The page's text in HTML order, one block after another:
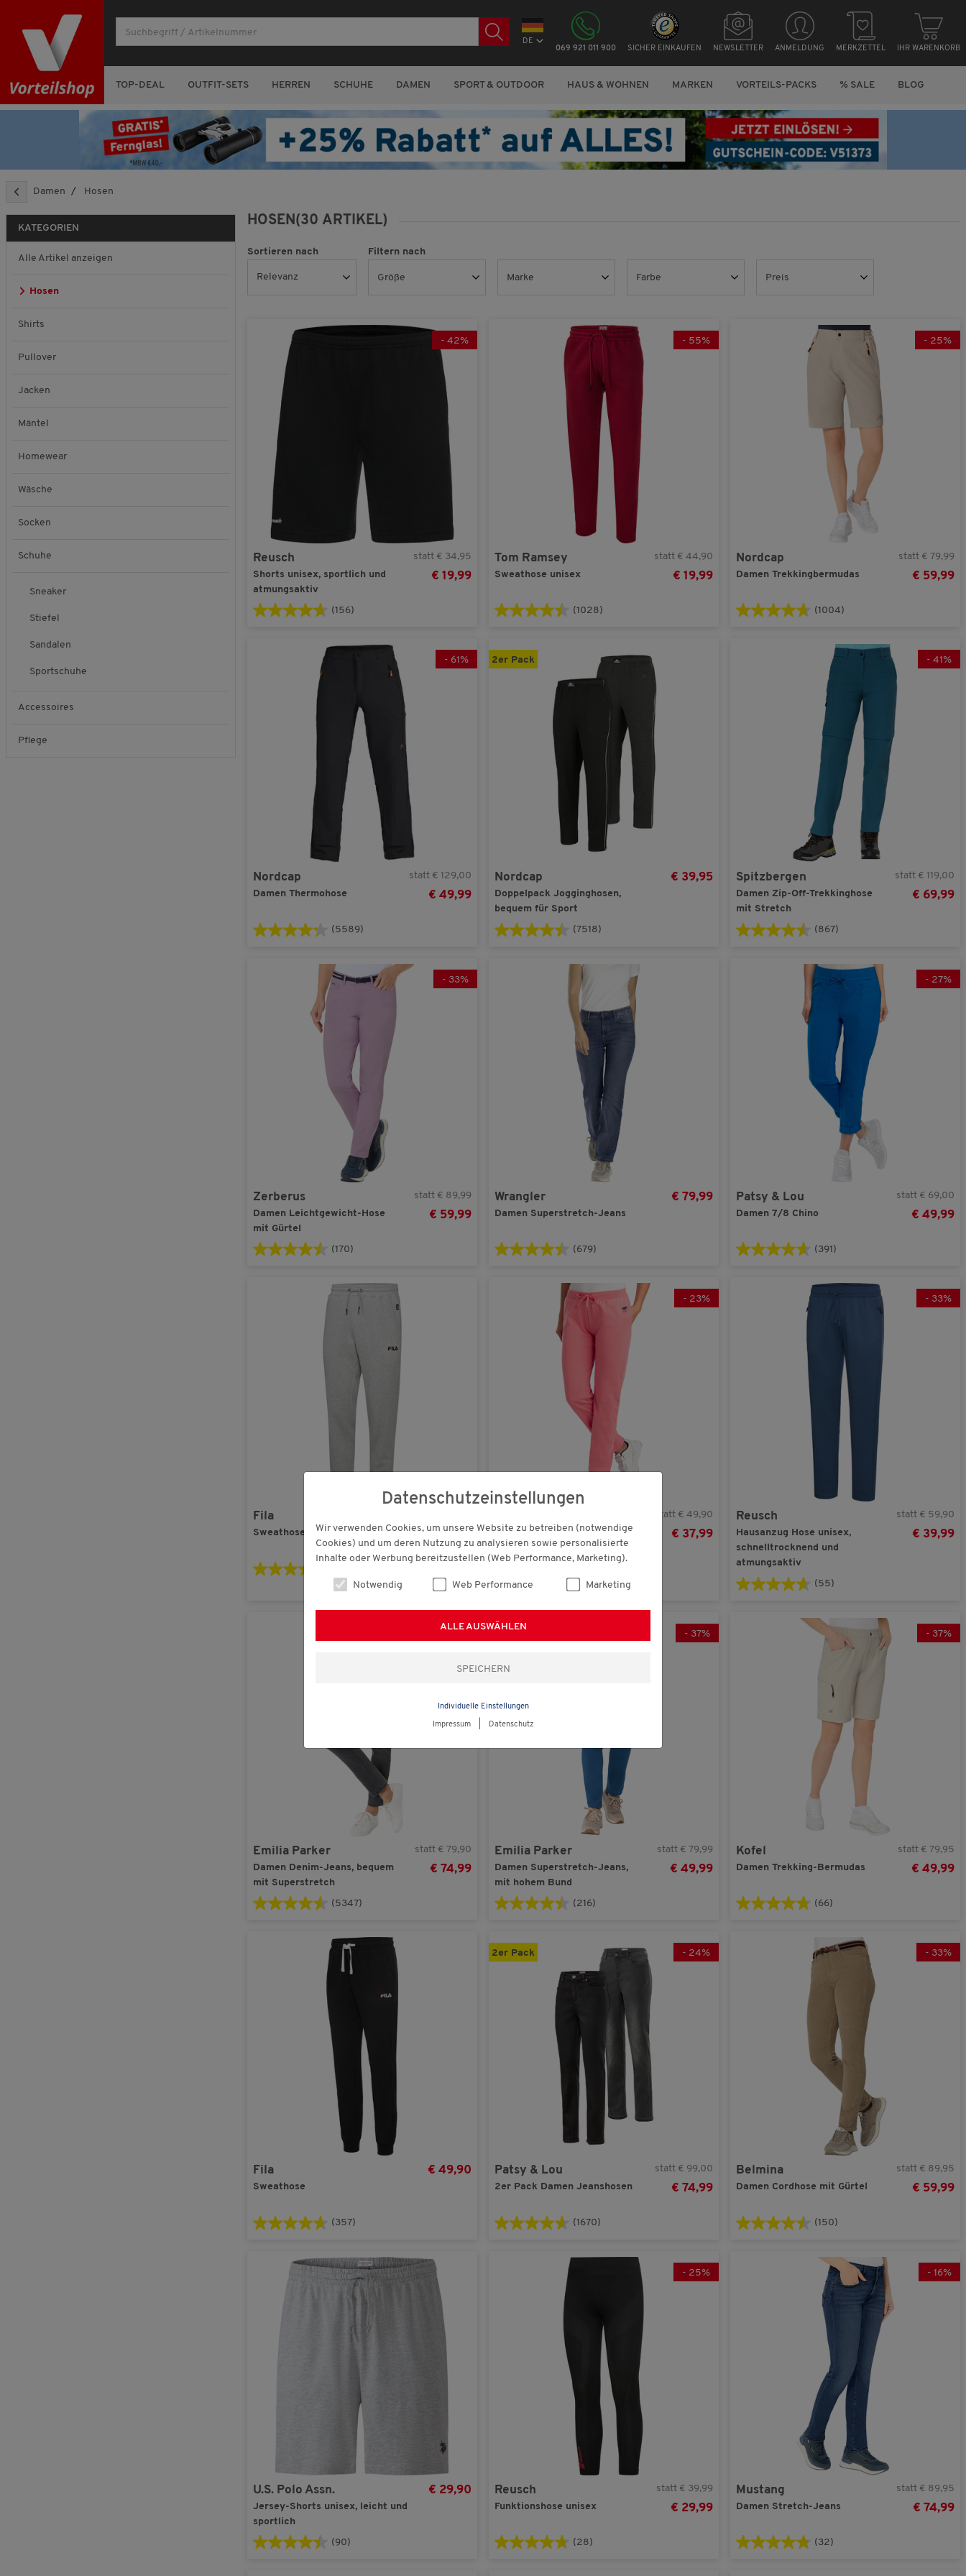
DE
069 921 011 900
SICHER EINKAUFEN NEWSLETTER ANMELDUNG MERKZETTEL IHR WARENKORB
TOP-DEAL OUTFIT-SETS HERREN SCHUHE DAMEN SPORT & OUTDOOR HAUS & WOHNEN MARKEN VORTEILS-PACKS % SALE BLOG
Damen Hosen
KATEGORIEN
Alle Artikel anzeigen
Hosen
Shirts
Pullover
Jacken
Mäntel
Homewear
Wäsche
Socken
Schuhe
Sneaker
Stiefel
Sandalen
Sportschuhe
Accessoires
Pflege
HOSEN (30 ARTIKEL)
Sortieren nach Filtern nach
Größe
(1)
(14)
40
(15)
48
LARGE
SMALL
XLARGE
XXL/3XL
XXLARGE
XXXLARGE
Marke
Emilia Parker
(3)
(2)
(1)
(1)
(4)
Polo Sylt
Reusch
Tom Ramsey
U.S. Polo Assn.
(1)
Farbe
türkis (2)
Preis
- 42%
Reusch
Shorts unisex, sportlich und
atmungsaktiv
statt € 34,95
€ 19,99
(156)
- 55%
Tom Ramsey
Sweathose unisex
statt € 44,90
€ 19,99
(1028)
- 25%
Nordcap
Damen Trekkingbermudas
statt € 79,99
€ 59,99
(1004)
- 61%
Nordcap
Damen Thermohose
statt € 129,00
€ 49,99
(5589)
2er Pack
Nordcap
Doppelpack Jogginghosen,
bequem für Sport
€ 39,95
(7518)
- 41%
Spitzbergen
Damen Zip-Off-Trekkinghose
mit Stretch
statt € 119,00
€ 69,99
(867)
- 33%
Zerberus
Damen Leichtgewicht-Hose
mit Gürtel
statt € 89,99
€ 59,99
(170)
Wrangler
Damen Superstretch-Jeans
€ 79,99
(679)
- 27%
Patsy & Lou
Damen 7/8 Chino
statt € 69,00
€ 49,99
(391)
Fila
Sweathose unisex
- 23%
Damen Jogginghose
statt € 49,90
€ 37,99
- 33%
Reusch
Hausanzug Hose unisex,
schnelltrocknend und
atmungsaktiv
statt € 59,90
€ 39,99
(55)
Emilia Parker
Damen Denim-Jeans, bequem
mit Superstretch
statt € 79,90
€ 74,99
(5347)
- 37%
Emilia Parker
Damen Superstretch-Jeans,
mit hohem Bund
statt € 79,99
€ 49,99
(216)
- 37%
Kofel
Damen Trekking-Bermudas
statt € 79,95
€ 49,99
(66)
Fila
Sweathose
€ 49,90
(357)
2er Pack - 24%
Patsy & Lou
2er Pack Damen Jeanshosen
statt € 99,00
€ 74,99
(1670)
- 33%
Belmina
Damen Cordhose mit Gürtel
statt € 89,95
€ 59,99
(150)
U.S. Polo Assn.
Jersey-Shorts unisex, leicht und
sportlich
€ 29,90
(90)
- 25%
Reusch
Funktionshose unisex
statt € 39,99
€ 29,99
(28)
- 16%
Mustang
Damen Stretch-Jeans
statt € 89,95
€ 74,99
(32)
Datenschutzeinstellungen
Wir verwenden Cookies, um unsere Website zu betreiben (notwendige
Cookies) und um deren Nutzung zu analysieren sowie personalisierte
Inhalte oder Werbung bereitzustellen (Web Performance, Marketing).
Notwendig Web Performance Marketing
ALLE AUSWÄHLEN
Individuelle Einstellungen
Impressum Datenschutz